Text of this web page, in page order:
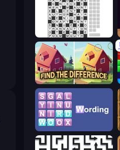
Crossword
Find The Difference
Wording